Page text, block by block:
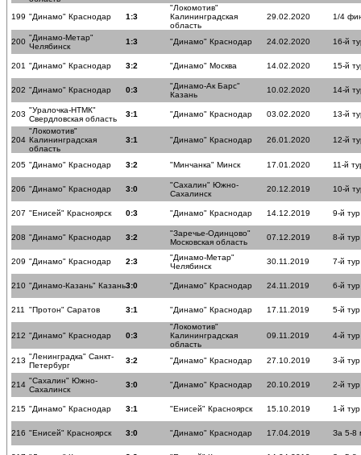
199 "Динамо" Краснодар 1:3
"Локомотив"
Калининградская
область
29.02.2020 1/4
200 "Динамо-Метар"
Челябинск
1:3 "Динамо" Краснодар 24.02.2020 16-й
201 "Динамо" Краснодар 3:2 "Динамо" Москва 14.02.2020 15-й
202 "Динамо" Краснодар 0:3
"Динамо-Ак Барс"
Казань
10.02.2020 14-й
203 "Уралочка-НТМК"
Свердловская область
3:1 "Динамо" Краснодар 03.02.2020 13-й
204
"Локомотив"
Калининградская
область
3:1 "Динамо" Краснодар 26.01.2020 12-й
205 "Динамо" Краснодар 3:2 "Минчанка" Минск 17.01.2020 11-й
206 "Динамо" Краснодар 3:0
"Сахалин" Южно-
Сахалинск
20.12.2019 10-й
207 "Енисей" Красноярск 0:3 "Динамо" Краснодар 14.12.2019 9-й тур
208 "Динамо" Краснодар 3:2
"Заречье-Одинцово"
Московская область
07.12.2019 8-й тур
209 "Динамо" Краснодар 2:3
"Динамо-Метар"
Челябинск
30.11.2019 7-й тур
210 "Динамо-Казань" Казань3:0 "Динамо" Краснодар 24.11.2019 6-й тур
211 "Протон" Саратов 3:1 "Динамо" Краснодар 17.11.2019 5-й тур
212 "Динамо" Краснодар 0:3
"Локомотив"
Калининградская
область
09.11.2019 4-й тур
213 "Ленинградка" Санкт-
Петербург
3:2 "Динамо" Краснодар 27.10.2019 3-й тур
214 "Сахалин" Южно-
Сахалинск
3:0 "Динамо" Краснодар 20.10.2019 2-й тур
215 "Динамо" Краснодар 3:1 "Енисей" Красноярск 15.10.2019 1-й тур
216 "Енисей" Красноярск 3:0 "Динамо" Краснодар 17.04.2019 За 5-8